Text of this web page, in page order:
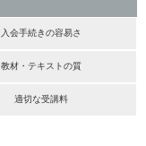
入会手続きの容易さ
教材・テキストの質
適切な受講料